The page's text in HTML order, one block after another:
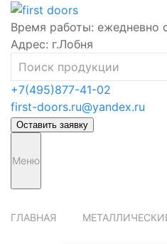
Время работы: ежедневно
Адрес: г.Лобня
+7(495)877-41-02
first-doors.ru@yandex.ru
Оставить заявку
Меню
ГЛАВНАЯ